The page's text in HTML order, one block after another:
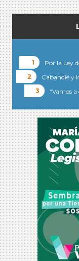
Por la Ley
Cabandié y
“Vamos